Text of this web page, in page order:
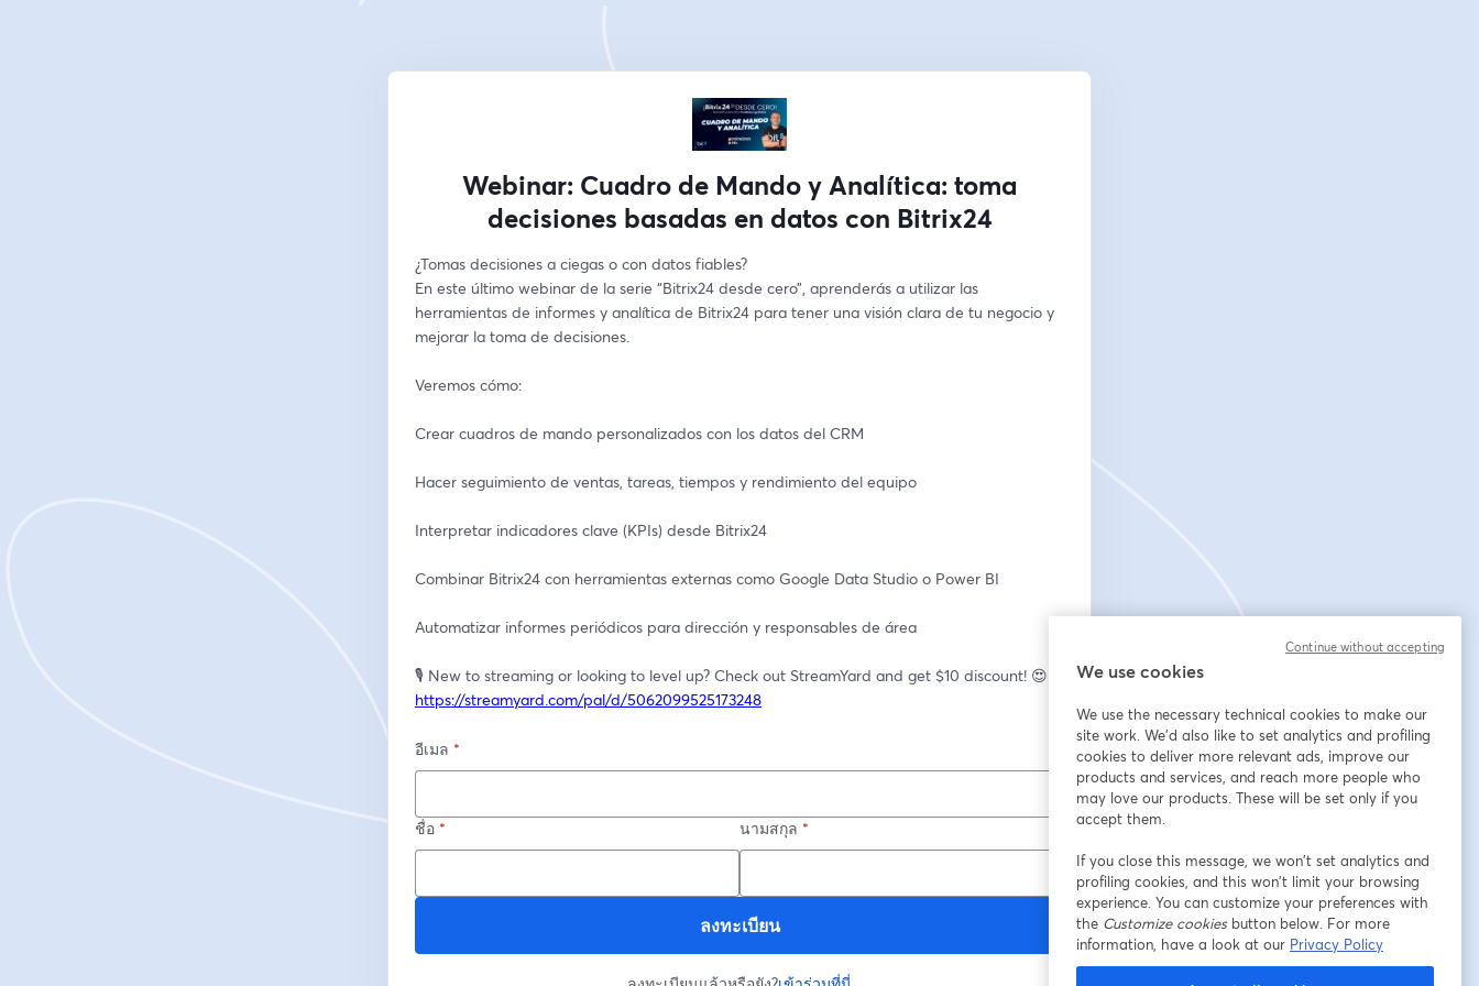
Webinar: Cuadro de Mando y Analítica: toma
decisiones basadas en datos con Bitrix24
¿Tomas decisiones a ciegas o con datos fiables?
En este último webinar de la serie “Bitrix24 desde cero”, aprenderás a utilizar las
herramientas de informes y analítica de Bitrix24 para tener una visión clara de tu negocio y
mejorar la toma de decisiones.
Veremos cómo:
Crear cuadros de mando personalizados con los datos del CRM
Hacer seguimiento de ventas, tareas, tiempos y rendimiento del equipo
Interpretar indicadores clave (KPIs) desde Bitrix24
Combinar Bitrix24 con herramientas externas como Google Data Studio o Power BI
Automatizar informes periódicos para dirección y responsables de área
https://streamyard.com/pal/d/5062099525173248
อีเมล *
ชื่อ * นามสกุล *
ลงทะเบียน
We use cookies
We use the necessary technical cookies to make our
site work. We'd also like to set analytics and profiling
cookies to deliver more relevant ads, improve our
products and services, and reach more people who
may love our products. These will be set only if you
accept them.
If you close this message, we won’t set analytics and
profiling cookies, and this won’t limit your browsing
experience. You can customize your preferences with
the Customize cookiesbutton below. For more
information, have a look at our Privacy Policy
Continue without accepting